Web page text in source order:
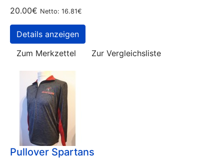
20.00€ Netto: 16.81€
Details anzeigen
Zum Merkzettel
Zur Vergleichsliste
Pullover Spartans